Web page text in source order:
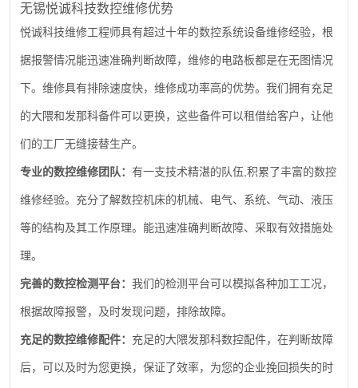
无锡悦诚科技数控维修优势
悦诚科技维修工程师具有超过十年的数控系统设备维修经验，根
据报警情况能迅速准确判断故障，维修的电路板都是在无图情况
下。维修具有排除速度快，维修成功率高的优势。我们拥有充足
的大隈和发那科备件可以更换，这些备件可以租借给客户，让他
们的工厂无缝接替生产。
专业的数控维修团队： 有一支技术精湛的队伍 积累了丰富的数控
维修经验。充分了解数控机床的机械、电气、系统、气动、液压
等的结构及其工作原理。能迅速准确判断故障、采取有效措施处
理。
完善的数控检测平台： 我们的检测平台可以模拟各种加工工况，
根据故障报警，及时发现问题，排除故障。
充足的数控维修配件： 充足的大隈发那科数控配件，在判断故障
后，可以及时为您更换，保证了效率，为您的企业挽回损失的时